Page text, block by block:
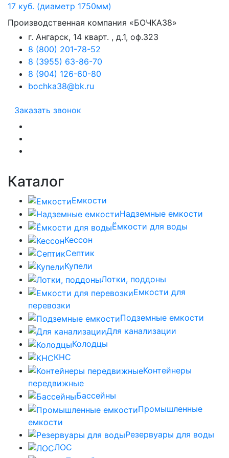
Производственная компания «БОЧКА38»
г. Ангарск, 14 кварт. , д.1, оф.323
8 (800) 201-78-52
8 (3955) 63-86-70
8 (904) 126-60-80
bochka38@bk.ru
Заказать звонок
Каталог
Емкости
Надземные емкости
Ёмкости для воды
Кессон
Септик
Купели
Лотки, поддоны
Емкости для
перевозки
Подземные емкости
Для канализации
Колодцы
КНС
Контейнеры
передвижные
Бассейны
Промышленные
емкости
Резервуары для воды
ЛОС